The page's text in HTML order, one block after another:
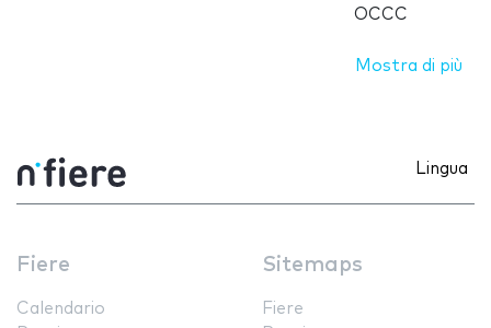
OCCC
Mostra di più
Lingua
Fiere
Calendario
Sitemaps
Fiere